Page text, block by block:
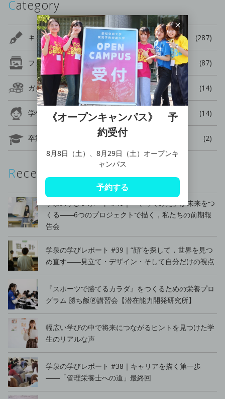
Category
キャンパスブログ (287)
フォトギャラリー (87)
ガクセンドウガ (14)
学生の声 (14)
卒業生の声 (2)
Recent Posts
学泉の学びレポート #40｜「やってみた」が未来をつ
くる――6つのプロジェクトで描く，私たちの前期報
告会
学泉の学びレポート #39｜“顔”を探して，世界を見つ
め直す――見立て・デザイン・そして自分だけの視点
『スポーツで勝てるカラダ』をつくるための栄養プロ
グラム 勝ち飯🄬講習会【潜在能力開発研究所】
幅広い学びの中で将来につながるヒントを見つけた学
生のリアルな声
学泉の学びレポート #38｜キャリアを描く第一歩
――「管理栄養士への道」最終回
《オープンキャンパス》 予
約受付
8月8日（土）、8月29日（土）オープンキ
ャンパス
予約する